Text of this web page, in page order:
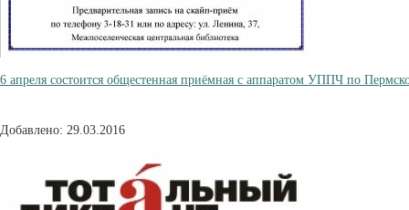
6 апреля состоится общестенная приёмная с аппаратом УППЧ по
Добавлено: 29.03.2016